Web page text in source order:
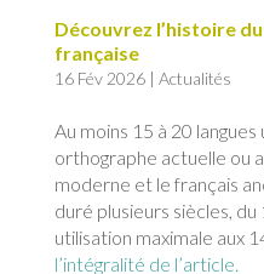
Découvrez l’histoire
française
16 Fév 2026| Actualités
Au moins 15 à 20
orthographe actuelle ou
moderne et le français
duré plusieurs siècles, du
utilisation maximale aux
l’intégralité de l’article.